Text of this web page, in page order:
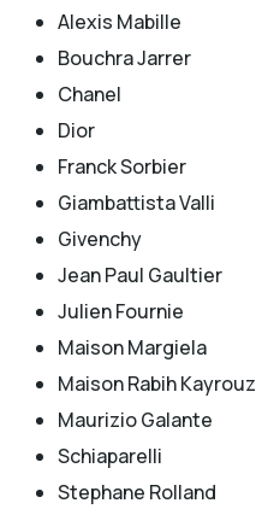
Alexis Mabille
Bouchra Jarrer
Chanel
Dior
Franck Sorbier
Giambattista Valli
Givenchy
Jean Paul Gaultier
Julien Fournie
Maison Margiela
Maison Rabih Kayrouz
Maurizio Galante
Schiaparelli
Stephane Rolland